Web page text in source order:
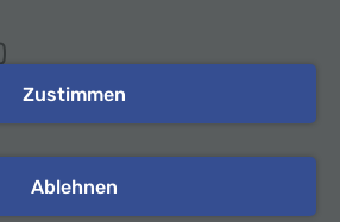
Zustimmen
Ablehnen